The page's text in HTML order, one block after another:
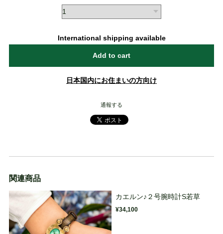
International shipping available
Add to cart
日本国内にお住まいの方向け
通報する
関連商品
カエルン♪２号腕時計S若草
¥34,100